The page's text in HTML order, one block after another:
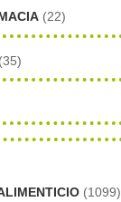
(22)
(35)
(1099)